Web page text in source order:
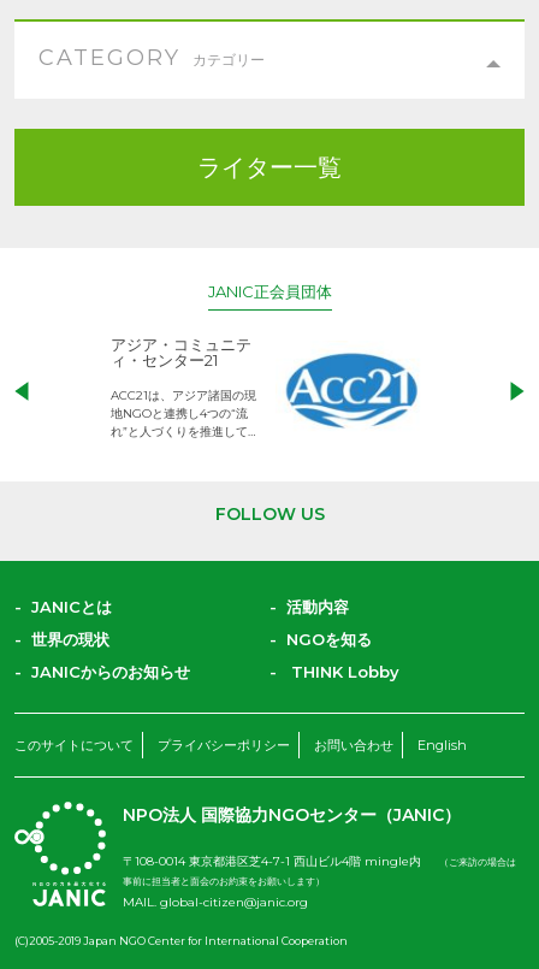
CATEGORY カテゴリー
ライター一覧
JANIC正会員団体
アジア・コミュニテ
ィ・センター21
ACC21は、アジア諸国の現
地NGOと連携し4つの“流
れ”と人づくりを推進してい
児童労働のない
権利が守られた
興支援、地雷対策、障がい
れのNGOです。
FOLLOW US
JANICとは
活動内容
世界の現状
NGOを知る
JANICからのお知らせ
THINK Lobby
このサイトについて プライバシーポリシー お問い合わせ English
NPO法人 国際協力NGOセンター（JANIC）
〒108-0014 東京都港区芝4-7-1 西山ビル4階 mingle内
（ご来訪の場合は
事前に担当者と面会のお約束をお願いします）
MAIL. global-citizen@janic.org
(C)2005-2019 Japan NGO Center for International Cooperation